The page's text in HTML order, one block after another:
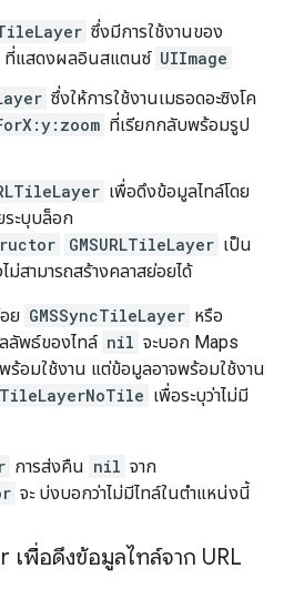
ซึ่งมีการใช้งานของ
ที่แสดงผลอินสแตนซ์ UIImage
ซึ่งให้การใช้งานเมธอดอะซิงโค
ที่เรียกกลับพร้อมรูป
เพื่อดึงข้อมูลไทล์โดย
ระบุบล็อก
GMSURLTileLayer เป็น
ไม่สามารถสร้างคลาสย่อยได้
ย GMSSyncTileLayer หรือ
ลัพธ์ของไทล์ nil จะบอก Maps
ร้อมใช้งาน แต่ข้อมูลอาจพร้อมใช้งาน
เพื่อระบุว่าไม่มี
การส่งคืน nil จาก
จะ บ่งบอกว่าไม่มีไทล์ในตำแหน่งนี้
เพื่อดึงข้อมูลไทล์จาก URL